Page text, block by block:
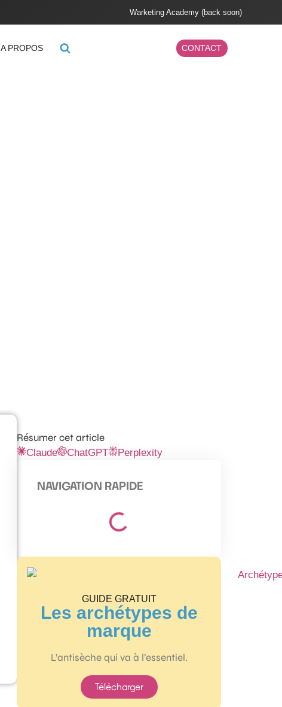
Warketing Academy (back soon)
A PROPOS CONTACT
Résumer cet article
Claude ChatGPT Perplexity
NAVIGATION RAPIDE
GUIDE GRATUIT
Les archétypes de
marque
L’antisèche qui va à l’essentiel.
Télécharger